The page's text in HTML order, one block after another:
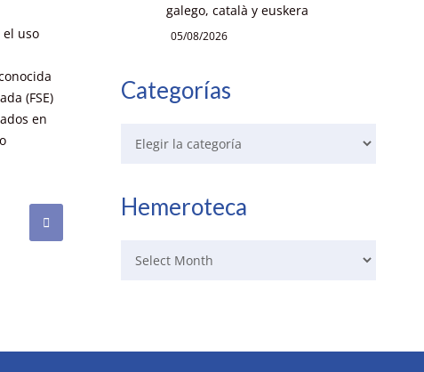
uso
(FSE)
en
galego, català y euskera
05/08/2026
Categorías
Hemeroteca